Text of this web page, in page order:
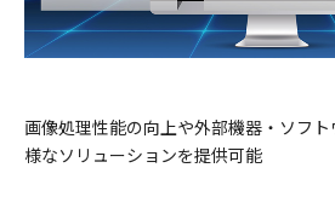
画像処理性能の向上や外部機器・ソフ
様なソリューションを提供可能